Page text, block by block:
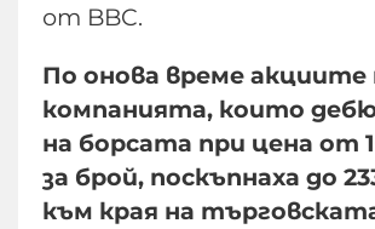
от BBC.
По онова време акциите
компанията, които
на борсата при цена от
за брой, поскъпнаха до
към края на